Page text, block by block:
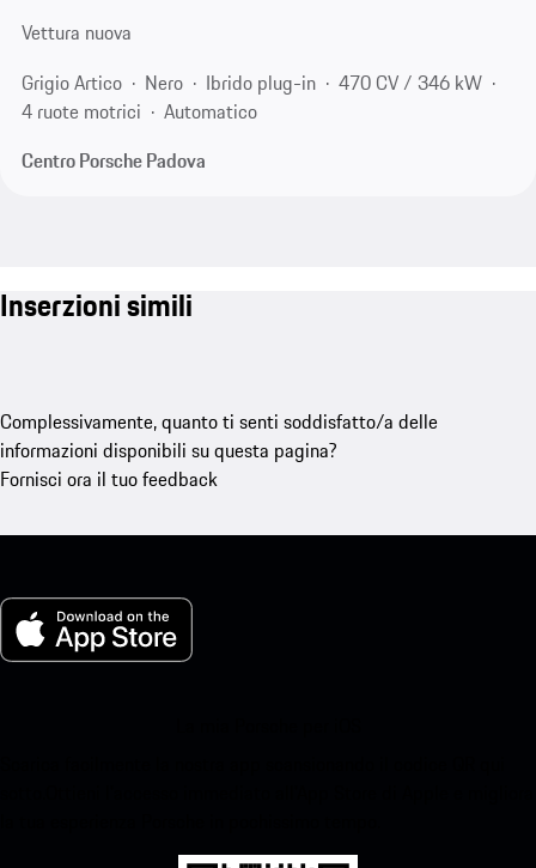
Vettura nuova
Grigio Artico
Nero Ibrido plug-in
470 CV / 346 kW
4 ruote motrici
Automatico
Centro Porsche Padova
Inserzioni simili
Complessivamente, quanto ti senti soddisfatto/a delle
informazioni disponibili su questa pagina?
Fornisci ora il tuo feedback